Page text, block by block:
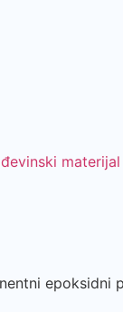
materijal
epoksidni